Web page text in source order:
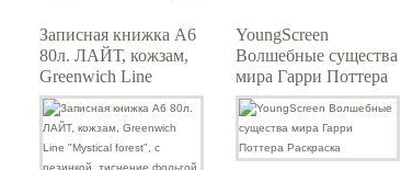
Записная книжка А6
80л. ЛАЙТ, кожзам,
Greenwich Line
"Mystical forest", с
резинкой, тиснение
фольгой
YoungScreen
Волшебные существа
мира Гарри Поттера
Раскраска